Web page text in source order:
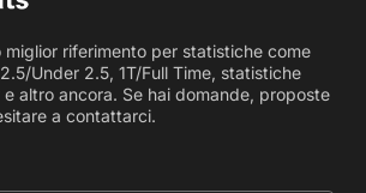
miglior riferimento per statistiche come
Under 2.5, 1T/Full Time, statistiche
altro ancora. Se hai domande, proposte
a contattarci.